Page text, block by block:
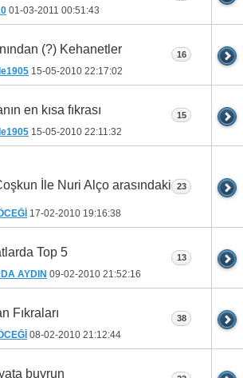
01-03-2011 00:51:43
(?) Kehanetler
15-05-2010 22:17:02
16
en kısa fıkrası
15-05-2010 22:11:32
15
İle Nuri Alço arasındaki
17-02-2010 19:16:38
23
Top 5
AYDIN 09-02-2010 21:52:16
13
Fıkraları
08-02-2010 21:12:44
38
buyrun